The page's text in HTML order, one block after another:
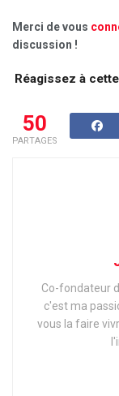
Merci de vous
discussion !
Réagissez à
50
PARTAGES
Co-fondateur
c'est ma
vous la faire